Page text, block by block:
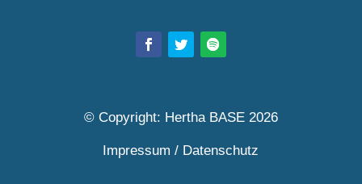
© Copyright: Hertha BASE 2026
Impressum / Datenschutz